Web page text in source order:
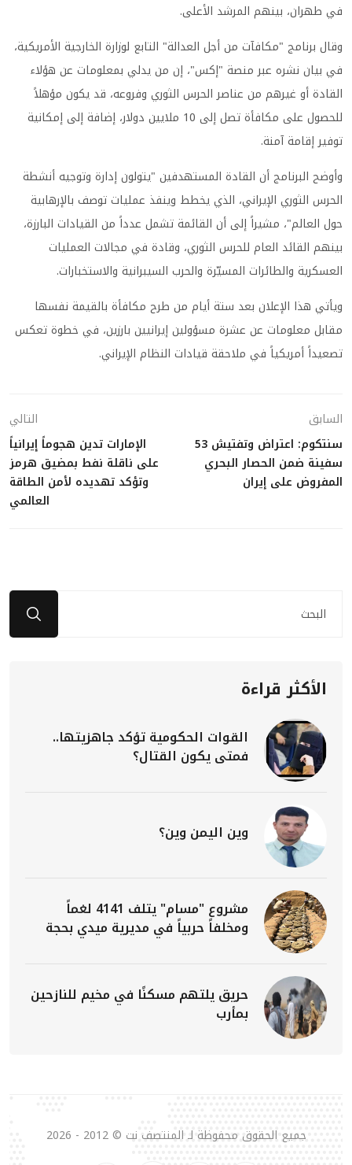
في طهران، بينهم المرشد الأعلى.
وقال برنامج "مكافآت من أجل العدالة" التابع لوزارة الخارجية الأمريكية،
في بيان نشره عبر منصة "إكس"، إن من يدلي بمعلومات عن هؤلاء
القادة أو غيرهم من عناصر الحرس الثوري وفروعه، قد يكون مؤهلاً
للحصول على مكافأة تصل إلى 10 ملايين دولار، إضافة إلى إمكانية
توفير إقامة آمنة.
وأوضح البرنامج أن القادة المستهدفين "يتولون إدارة وتوجيه أنشطة
الحرس الثوري الإيراني، الذي يخطط وينفذ عمليات توصف بالإرهابية
حول العالم"، مشيراً إلى أن القائمة تشمل عدداً من القيادات البارزة،
بينهم القائد العام للحرس الثوري، وقادة في مجالات العمليات
العسكرية والطائرات المسيّرة والحرب السيبرانية والاستخبارات.
ويأتي هذا الإعلان بعد ستة أيام من طرح مكافأة بالقيمة نفسها
مقابل معلومات عن عشرة مسؤولين إيرانيين بارزين، في خطوة تعكس
تصعيداً أمريكياً في ملاحقة قيادات النظام الإيراني.
السابق
سنتكوم: اعتراض وتفتيش 53
سفينة ضمن الحصار البحري
المفروض على إيران
التالي
الإمارات تدين هجوماً إيرانياً
على ناقلة نفط بمضيق هرمز
وتؤكد تهديده لأمن الطاقة
العالمي
الأكثر قراءة
القوات الحكومية تؤكد جاهزيتها..
فمتى يكون القتال؟
وين اليمن وين؟
مشروع "مسام" يتلف 4141 لغماً
ومخلفاً حربياً في مديرية ميدي بحجة
حريق يلتهم مسكنًا في مخيم للنازحين
بمأرب
جميع الحقوق محفوظة لـ المنتصف نت © 2012 - 2026